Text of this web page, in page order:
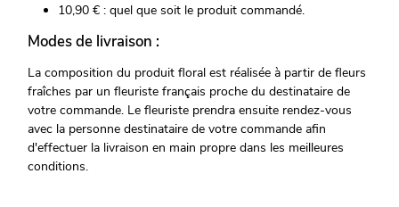
10,90 € : quel que soit le produit commandé.
Modes de livraison :
La composition du produit floral est réalisée à partir de fleurs
fraîches par un fleuriste français proche du destinataire de
votre commande. Le fleuriste prendra ensuite rendez-vous
avec la personne destinataire de votre commande afin
d'effectuer la livraison en main propre dans les meilleures
conditions.